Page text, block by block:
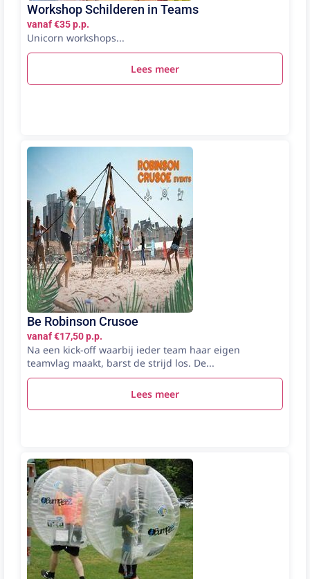
Workshop Schilderen in Teams
vanaf €35 p.p.
Unicorn workshops...
Lees meer
Be Robinson Crusoe
vanaf €17,50 p.p.
Na een kick-off waarbij ieder team haar eigen
teamvlag maakt, barst de strijd los. De...
Lees meer